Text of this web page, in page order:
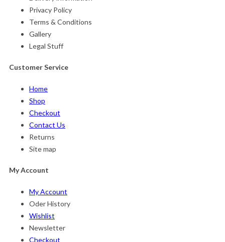
Privacy Policy
Terms & Conditions
Gallery
Legal Stuff
Customer Service
Home
Shop
Checkout
Contact Us
Returns
Site map
My Account
My Account
Oder History
Wishlist
Newsletter
Checkout